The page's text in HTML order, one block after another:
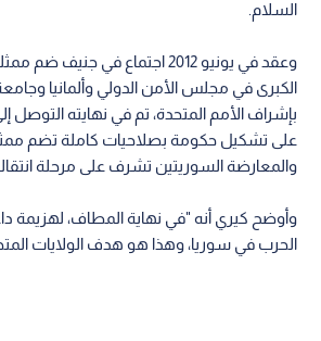
السلام.
وعقد في يونيو 2012 اجتماع في
الكبرى في مجلس الأمن الدولي وألمانيا
على تشكيل حكومة بصلاحيات كاملة تضم
والمعارضة السوريتين تشرف على مرحلة
وأوضح كيري أنه "في نهاية المطاف، لهزيمة
الحرب في سوريا، وهذا هو هدف الولايات